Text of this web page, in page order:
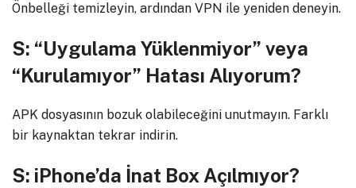
Önbelleği temizleyin, ardından VPN ile yeniden deneyin.
S: “Uygulama Yüklenmiyor” veya
“Kurulamıyor” Hatası Alıyorum?
APK dosyasının bozuk olabileceğini unutmayın. Farklı
bir kaynaktan tekrar indirin.
S: iPhone’da İnat Box Açılmıyor?